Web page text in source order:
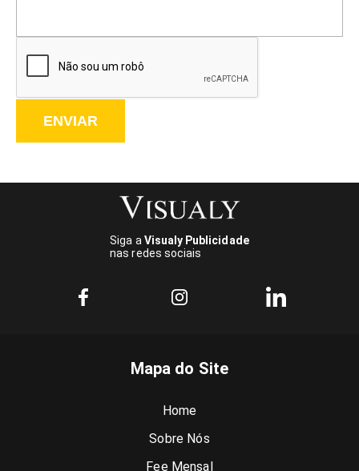
ENVIAR
Siga aVisualy Publicidade
nas redes sociais
Mapa do Site
Home
Sobre Nós
Fee Mensal